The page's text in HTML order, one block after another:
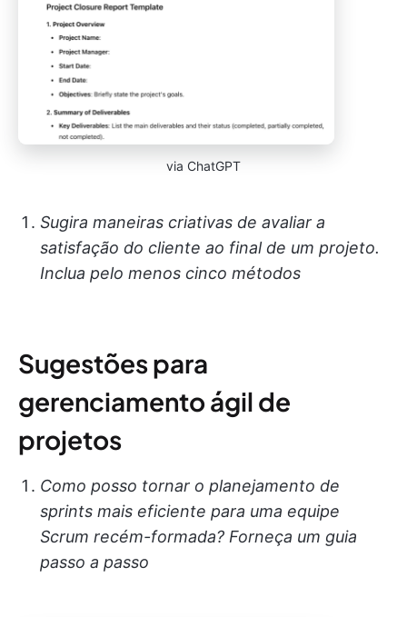
via ChatGPT
Sugira maneiras criativas de avaliar a
satisfação do cliente ao final de um projeto.
Inclua pelo menos cinco métodos
Sugestões para
gerenciamento ágil de
projetos
Como posso tornar o planejamento de
sprints mais eficiente para uma equipe
Scrum recém-formada? Forneça um guia
passo a passo